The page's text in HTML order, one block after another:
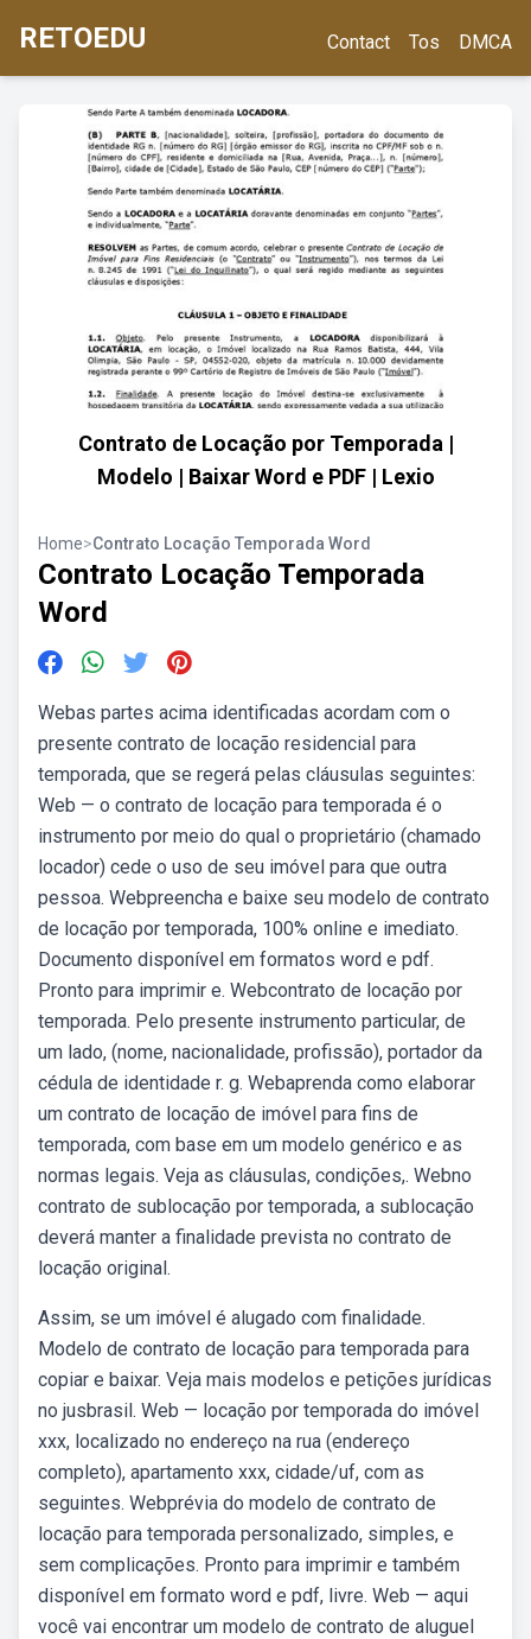
RETOEDU Contact Tos DMCA
Contrato de Locação por Temporada |
Modelo | Baixar Word e PDF | Lexio
Home>Contrato Locação Temporada Word
Contrato Locação Temporada
Word
Webas partes acima identificadas acordam com o
presente contrato de locação residencial para
temporada, que se regerá pelas cláusulas seguintes:
Web — o contrato de locação para temporada é o
instrumento por meio do qual o proprietário (chamado
locador) cede o uso de seu imóvel para que outra
pessoa. Webpreencha e baixe seu modelo de contrato
de locação por temporada, 100% online e imediato.
Documento disponível em formatos word e pdf.
Pronto para imprimir e. Webcontrato de locação por
temporada. Pelo presente instrumento particular, de
um lado, (nome, nacionalidade, profissão), portador da
cédula de identidade r. g. Webaprenda como elaborar
um contrato de locação de imóvel para fins de
temporada, com base em um modelo genérico e as
normas legais. Veja as cláusulas, condições,. Webno
contrato de sublocação por temporada, a sublocação
deverá manter a finalidade prevista no contrato de
locação original.
Assim, se um imóvel é alugado com finalidade.
Modelo de contrato de locação para temporada para
copiar e baixar. Veja mais modelos e petições jurídicas
no jusbrasil. Web — locação por temporada do imóvel
xxx, localizado no endereço na rua (endereço
completo), apartamento xxx, cidade/uf, com as
seguintes. Webprévia do modelo de contrato de
locação para temporada personalizado, simples, e
sem complicações. Pronto para imprimir e também
disponível em formato word e pdf, livre. Web — aqui
você vai encontrar um modelo de contrato de aluguel